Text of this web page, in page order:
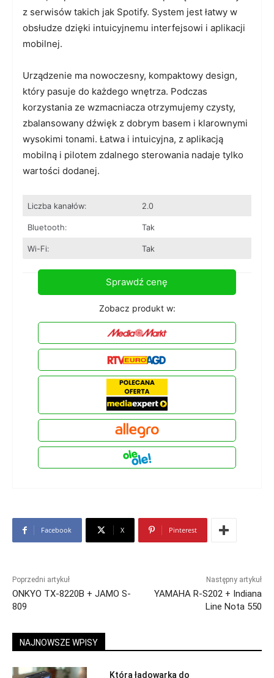
z serwisów takich jak Spotify. System jest łatwy w
obsłudze dzięki intuicyjnemu interfejsowi i aplikacji
mobilnej.
Urządzenie ma nowoczesny, kompaktowy design,
który pasuje do każdego wnętrza. Podczas
korzystania ze wzmacniacza otrzymujemy czysty,
zbalansowany dźwięk z dobrym basem i klarownymi
wysokimi tonami. Łatwa i intuicyjna, z aplikacją
mobilną i pilotem zdalnego sterowania nadaje tylko
wartości dodanej.
Liczba kanałów: 2.0
Bluetooth: Tak
Wi-Fi: Tak
Sprawdź cenę
Zobacz produkt w:
Facebook X Pinterest
Poprzedni artykuł
ONKYO TX-8220B + JAMO S-
809
Następny artykuł
YAMAHA R-S202 + Indiana
Line Nota 550
NAJNOWSZE WPISY
Która ładowarka do